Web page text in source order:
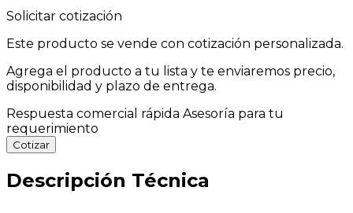
Solicitar cotización
Este producto se vende con cotización personalizada.
Agrega el producto a tu lista y te enviaremos precio,
disponibilidad y plazo de entrega.
Respuesta comercial rápida Asesoría para tu
requerimiento
Cotizar
Descripción Técnica